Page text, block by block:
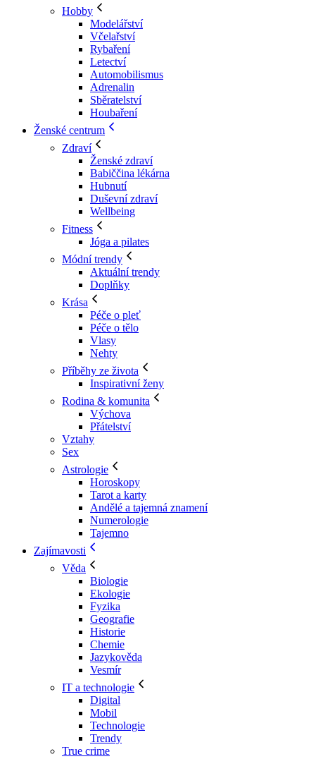
Hobby
Modelářství
Včelařství
Rybaření
Letectví
Automobilismus
Adrenalin
Sběratelství
Houbaření
Ženské centrum
Zdraví
Ženské zdraví
Babiččina lékárna
Hubnutí
Duševní zdraví
Wellbeing
Fitness
Jóga a pilates
Módní trendy
Aktuální trendy
Doplňky
Krása
Péče o pleť
Péče o tělo
Vlasy
Nehty
Příběhy ze života
Inspirativní ženy
Rodina & komunita
Výchova
Přátelství
Vztahy
Sex
Astrologie
Horoskopy
Tarot a karty
Andělé a tajemná znamení
Numerologie
Tajemno
Zajímavosti
Věda
Biologie
Ekologie
Fyzika
Geografie
Historie
Chemie
Jazykověda
Vesmír
IT a technologie
Digital
Mobil
Technologie
Trendy
True crime